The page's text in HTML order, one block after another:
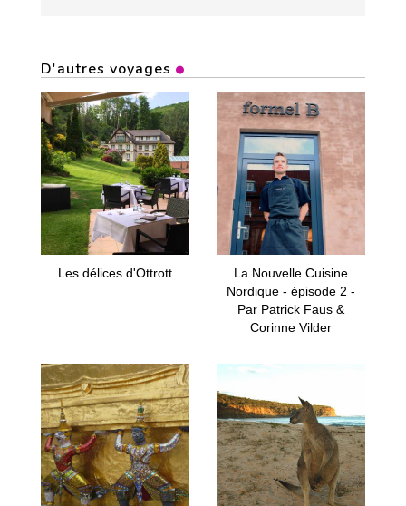
D'autres voyages
Les délices d'Ottrott
La Nouvelle Cuisine
Nordique - épisode 2 -
Par Patrick Faus &
Corinne Vilder